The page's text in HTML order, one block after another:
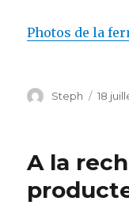
Photos de la
Auteur
Steph 18
A la